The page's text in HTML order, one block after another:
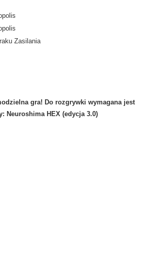
Zasilania
gra! Do rozgrywki wymagana jest
Neuroshima HEX (edycja 3.0)